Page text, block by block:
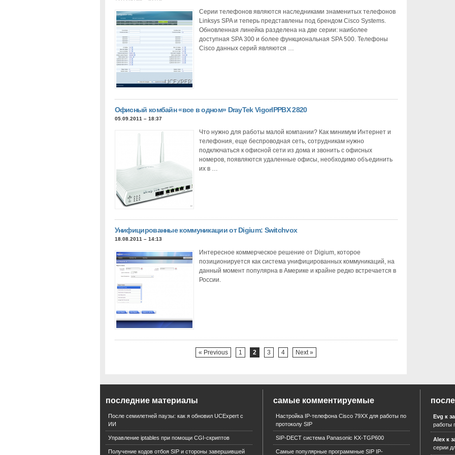
Серии телефонов являются наследниками знаменитых телефонов
Linksys SPA и теперь представлены под брендом Cisco Systems.
Обновленная линейка разделена на две серии: наиболее
доступная SPA 300 и более функциональная SPA 500. Телефоны
Cisco данных серий являются …
Офисный комбайн «все в одном» DrayTek VigorIPPBX 2820
05.09.2011 – 18:37
Что нужно для работы малой компании? Как минимум Интернет и
телефония, еще беспроводная сеть, сотрудникам нужно
подключаться к офисной сети из дома и звонить с офисных
номеров, появляются удаленные офисы, необходимо объединить
их в …
Унифицированные коммуникации от Digium: Switchvox
18.08.2011 – 14:13
Интересное коммерческое решение от Digium, которое
позиционируется как система унифицированных коммуникаций, на
данный момент популярна в Америке и крайне редко встречается в
России.
« Previous 1 2 3 4 Next »
последние материалы
После семилетней паузы: как я обновил UCExpert с
ИИ
Управление iptables при помощи CGI-скриптов
Получение кодов отбоя SIP и стороны завершившей
самые комментируемые
Настройка IP-телефона Cisco 79XX для работы по
протоколу SIP
SIP-DECT система Panasonic KX-TGP600
Самые популярные программные SIP IP-
Evg к
работы
Alex к
серии